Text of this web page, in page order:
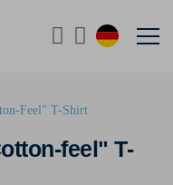
feel" T-
Feel" T-Shirt